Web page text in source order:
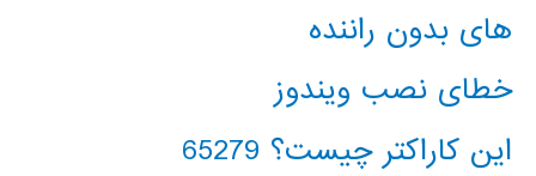
های بدون راننده
خطای نصب ویندوز
این کاراکتر چیست؟ 65279